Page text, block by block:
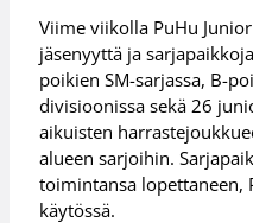
Viime viikolla PuHu
jäsenyyttä ja
poikien SM-sarjassa, B-
divisioonissa sekä 26
aikuisten
alueen sarjoihin.
toimintansa lopettaneen,
käytössä.